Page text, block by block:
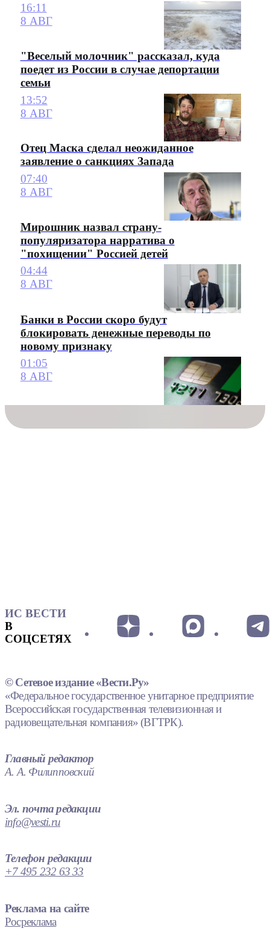
16:11
8 АВГ
"Веселый молочник" рассказал, куда
поедет из России в случае депортации
семьи
13:52
8 АВГ
Отец Маска сделал неожиданное
заявление о санкциях Запада
07:40
8 АВГ
Мирошник назвал страну-
популяризатора нарратива о
"похищении" Россией детей
04:44
8 АВГ
Банки в России скоро будут
блокировать денежные переводы по
новому признаку
01:05
8 АВГ
ИС ВЕСТИ
В
СОЦСЕТЯХ
© Сетевое издание «Вести.Ру»
«Федеральное государственное унитарное предприятие
Всероссийская государственная телевизионная и
радиовещательная компания» (ВГТРК).
Главный редактор
А. А. Филипповский
Эл. почта редакции
info@vesti.ru
Телефон редакции
+7 495 232 63 33
Реклама на сайте
Росреклама